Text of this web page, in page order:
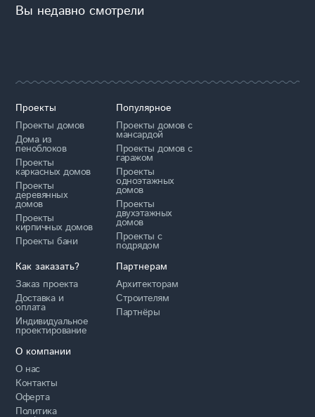
Вы недавно смотрели
Проекты
Проекты домов
Дома из
пеноблоков
Проекты
каркасных домов
Проекты
деревянных
домов
Проекты
кирпичных домов
Проекты бани
Популярное
Проекты домов с
мансардой
Проекты домов с
гаражом
Проекты
одноэтажных
домов
Проекты
двухэтажных
домов
Проекты с
подрядом
Как заказать?
Заказ проекта
Доставка и
оплата
Индивидуальное
проектирование
Партнерам
Архитекторам
Строителям
Партнёры
О компании
О нас
Контакты
Оферта
Политика